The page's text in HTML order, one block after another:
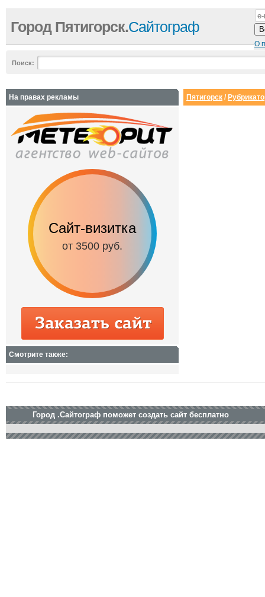
О
Город Пятигорск.Сайтограф
Поиск:
Пятигорск /
На правах рекламы
Сайт-визитка
от 3500 руб.
Смотрите также:
Город .Сайтограф поможет создать сайт бесплатно